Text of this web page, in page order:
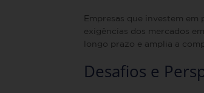
Empresas que investem
exigências dos mercados
longo prazo e amplia a
Desafios e